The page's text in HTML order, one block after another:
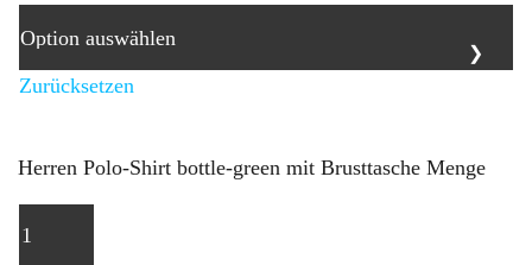
Zurücksetzen
Herren Polo-Shirt bottle-green mit Brusttasche Menge